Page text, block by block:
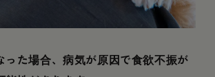
った場合、病気が原因で食欲不振が